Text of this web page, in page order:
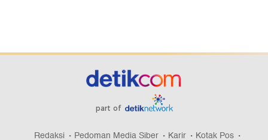
part of
Redaksi Pedoman Media Siber Karir Kotak Pos